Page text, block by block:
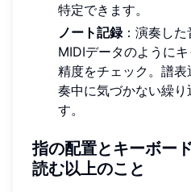
特定できます。
ノート記録：演奏した
MIDIデータのように
精度をチェック。譜
奏中に気づかない繰
す。
指の配置とキーボー
読む以上のこと